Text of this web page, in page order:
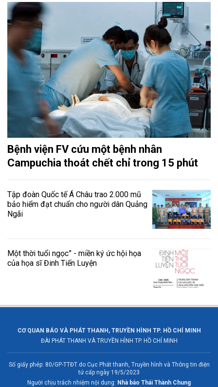
Bệnh viện FV cứu một bệnh nhân
Campuchia thoát chết chỉ trong 15 phút
Tập đoàn Quốc tế Á Châu trao 2.000 mũ
bảo hiểm đạt chuẩn cho người dân Quảng
Ngãi
Một thời tuổi ngọc” - miền ký ức hội họa
của họa sĩ Đinh Tiến Luyện
CƠ QUAN BÁO VÀ PHÁT THANH, TRUYỀN HÌNH TP. HỒ CHÍ MINH
ĐÀI PHÁT THANH VÀ TRUYỀN HÌNH TP. HỒ CHÍ MINH
Số giấy phép: 80/GP-TTĐT do Cục Phát thanh, Truyền hình và Thông tin điện
tử cấp ngày 19/5/2023
Người chịu trách nhiệm nội dung: Nhà báo Thái Thành Chung